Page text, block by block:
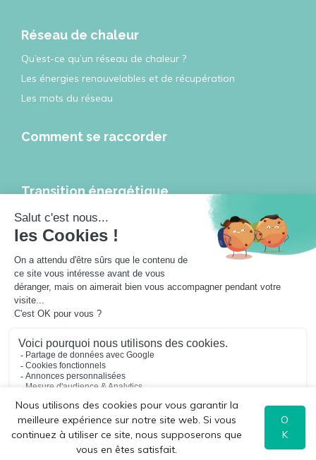
Réseau de chaleur
Qu’est-ce qu’un réseau de chaleur ?
Les énergies renouvelables et de récupération
Les mots du réseau
Comment se raccorder
Transition énergétique
Les réseaux de chaleur et de froid, leviers de la transition
énergétique
Les réseaux de chaleur à l’heure de la ville intelligente
Travailler pour les réseaux de chaleur
Actualités
Les podcasts
Jouer avec Géodino
Sofia, Hugo et les réseaux
© 2026
Nous utilisons des cookies pour vous garantir la
meilleure expérience sur notre site web. Si vous
continuez à utiliser ce site, nous supposerons que
vous en êtes satisfait.
O
K